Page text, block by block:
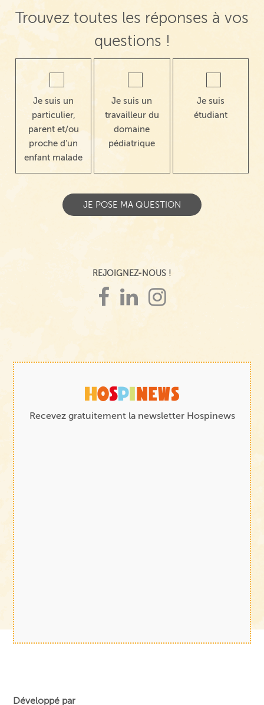
Trouvez toutes les réponses à vos
questions !
Je suis un
particulier,
parent et/ou
proche d'un
enfant malade
Je suis un
travailleur du
domaine
pédiatrique
Je suis
étudiant
REJOIGNEZ-NOUS !
Recevez gratuitement la newsletter Hospinews
Développé par